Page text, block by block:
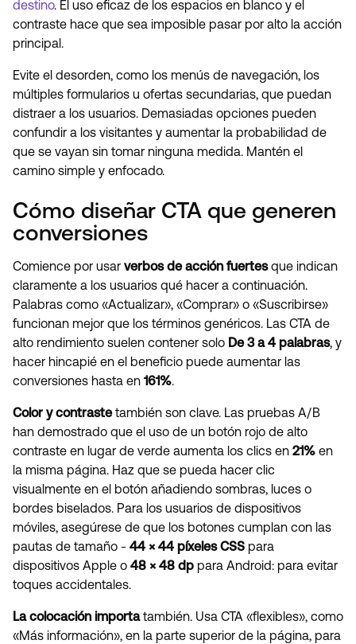
destino. El uso eficaz de los espacios en blanco y el
contraste hace que sea imposible pasar por alto la acción
principal.
Evite el desorden, como los menús de navegación, los
múltiples formularios u ofertas secundarias, que puedan
distraer a los usuarios. Demasiadas opciones pueden
confundir a los visitantes y aumentar la probabilidad de
que se vayan sin tomar ninguna medida. Mantén el
camino simple y enfocado.
Cómo diseñar CTA que generen
conversiones
Comience por usar verbos de acción fuertesque indican
claramente a los usuarios qué hacer a continuación.
Palabras como «Actualizar», «Comprar» o «Suscribirse»
funcionan mejor que los términos genéricos. Las CTA de
alto rendimiento suelen contener solo De 3 a 4 palabras, y
hacer hincapié en el beneficio puede aumentar las
conversiones hasta en 161%.
Color y contrastetambién son clave. Las pruebas A/B
han demostrado que el uso de un botón rojo de alto
contraste en lugar de verde aumenta los clics en 21% en
la misma página. Haz que se pueda hacer clic
visualmente en el botón añadiendo sombras, luces o
bordes biselados. Para los usuarios de dispositivos
móviles, asegúrese de que los botones cumplan con las
pautas de tamaño - 44 × 44 píxeles CSS para
dispositivos Apple o 48 × 48 dp para Android: para evitar
toques accidentales.
La colocación importatambién. Usa CTA «flexibles», como
«Más información», en la parte superior de la página, para